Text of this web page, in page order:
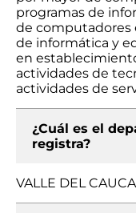
programas de
de computadores
de informática y
en
actividades de
actividades de
¿Cuál es el
registra?
VALLE DEL CAUCA